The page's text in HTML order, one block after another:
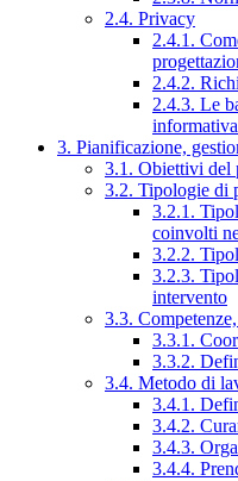
2.4. Privacy
2.4.1.
2.4.2.
2.4.3. Le
3. Pianificazione,
3.1. Obiettivi del
3.2. Tipologie di
3.2.1.
coinvolti
3.2.2.
3.2.3.
intervento
3.3.
3.3.1.
3.3.2.
3.4. Metodo di
3.4.1.
3.4.2.
3.4.3.
3.4.4.